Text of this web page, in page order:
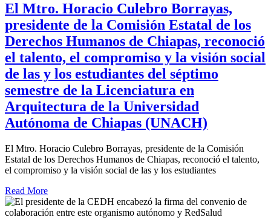
El Mtro. Horacio Culebro Borrayas,
presidente de la Comisión Estatal de los
Derechos Humanos de Chiapas, reconoció
el talento, el compromiso y la visión social
de las y los estudiantes del séptimo
semestre de la Licenciatura en
Arquitectura de la Universidad
Autónoma de Chiapas (UNACH)
El Mtro. Horacio Culebro Borrayas, presidente de la Comisión
Estatal de los Derechos Humanos de Chiapas, reconoció el talento,
el compromiso y la visión social de las y los estudiantes
Read More